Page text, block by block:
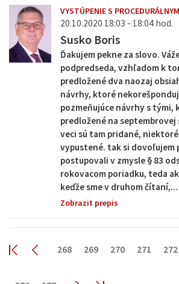
VYSTÚPENIE S
20.10.2020 18:03 - 18:04 hod.
Susko Boris
Ďakujem pekne za slovo.
podpredseda, vzhľadom k
predložené dva naozaj
návrhy, ktoré
pozmeňujúce návrhy s tými,
predložené na
veci sú tam pridané,
vypustené. tak si dovoľujem
postupovali v zmysle § 83
rokovacom poriadku, teda
keďže sme v druhom čítaní,...
Zobrazit prepis
268 269 270 271 272